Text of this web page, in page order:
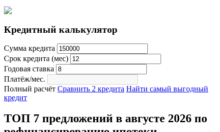
Кредитный калькулятор
Сумма кредита
Срок кредита (мес)
Годовая ставка
Платёж/мес.
Полный расчёт Сравнить 2 кредита Найти самый выгодный
кредит
ТОП 7 предложений в августе 2026 по